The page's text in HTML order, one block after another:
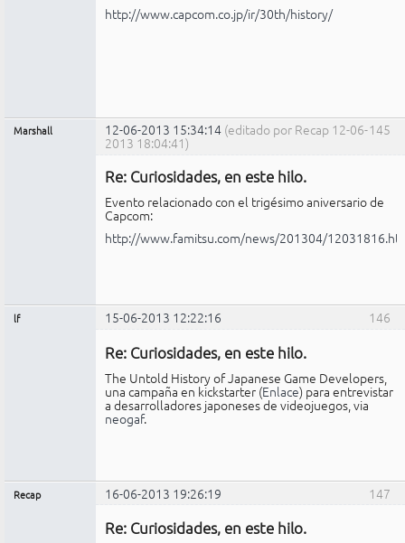
http://www.capcom.co.jp/ir/30th/history/
145
Marshall 12-06-2013 15:34:14 (editado por Recap 12-06-
2013 18:04:41)
Re: Curiosidades, en este hilo.
Evento relacionado con el trigésimo aniversario de
Capcom:
http://www.famitsu.com/news/201304/
146
lf 15-06-2013 12:22:16
Re: Curiosidades, en este hilo.
The Untold History of Japanese Game Developers,
una campaña en kickstarter (Enlace) para entrevistar
a desarrolladores japoneses de videojuegos, via
neogaf.
147
Recap 16-06-2013 19:26:19
Re: Curiosidades, en este hilo.